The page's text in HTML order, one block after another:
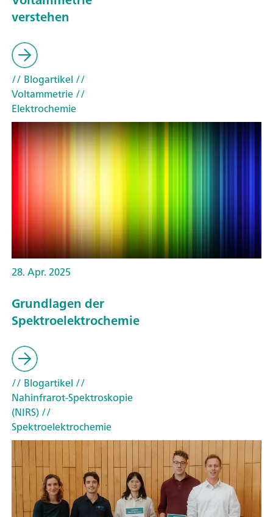
verstehen
// Blogartikel //
Voltammetrie//
Elektrochemie
28. Apr. 2025
Grundlagen der
Spektroelektrochemie
// Blogartikel //
Nahinfrarot-Spektroskopie
(NIRS)//
Spektroelektrochemie